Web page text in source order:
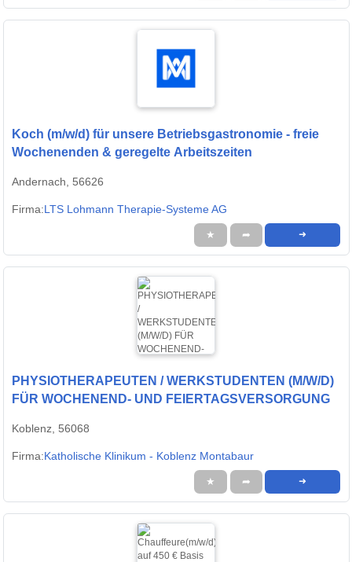
Koch (m/w/d) für unsere Betriebsgastronomie - freie
Wochenenden & geregelte Arbeitszeiten
Andernach, 56626
Firma:LTS Lohmann Therapie-Systeme AG
★ ➦ ➜
PHYSIOTHERAPEUTEN / WERKSTUDENTEN (M/W/D)
FÜR WOCHENEND- UND FEIERTAGSVERSORGUNG
Koblenz, 56068
Firma:Katholische Klinikum - Koblenz Montabaur
★ ➦ ➜